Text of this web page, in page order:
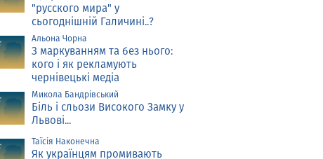
"русского мира" у
сьогоднішній Галичині..?
Альона Чорна
З маркуванням та без нього:
кого і як рекламують
чернівецькі медіа
Микола Бандрівський
Біль і сльози Високого Замку у
Львові...
Таїсія Наконечна
Як українцям промивають